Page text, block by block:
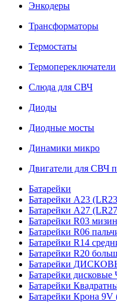
Энкодеры
Трансформаторы
Термостаты
Термопереключатели
Слюда для СВЧ
Диоды
Диодные мосты
Динамики микро
Двигатели для СВЧ
Батарейки
Батарейки A23
Батарейки A27
Батарейки R03
Батарейки R06
Батарейки R14
Батарейки R20
Батарейки
Батарейки
Батарейки
Батарейки Крона 9V